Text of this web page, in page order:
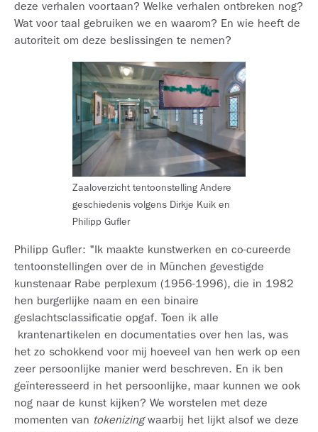
deze verhalen voortaan? Welke verhalen ontbreken nog?
Wat voor taal gebruiken we en waarom? En wie heeft de
autoriteit om deze beslissingen te nemen?
Zaaloverzicht tentoonstelling Andere
geschiedenis volgens Dirkje Kuik en
Philipp Gufler
Philipp Gufler: "Ik maakte kunstwerken en co-cureerde
tentoonstellingen over de in München gevestigde
kunstenaar Rabe perplexum (1956-1996), die in 1982
hen burgerlijke naam en een binaire
geslachtsclassificatie opgaf. Toen ik alle
krantenartikelen en documentaties over hen las, was
het zo schokkend voor mij hoeveel van hen werk op een
zeer persoonlijke manier werd beschreven. En ik ben
geïnteresseerd in het persoonlijke, maar kunnen we ook
nog naar de kunst kijken? We worstelen met deze
momenten van tokenizingwaarbij het lijkt alsof we deze